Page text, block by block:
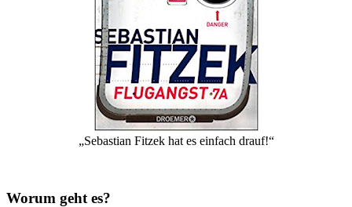
„Sebastian Fitzek hat es einfach drauf!“
Worum geht es?